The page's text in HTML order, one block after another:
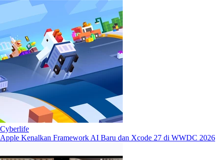
Cyberlife
Apple Kenalkan Framework AI Baru dan Xcode 27 di WWDC 2026